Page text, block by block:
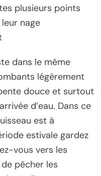
plusieurs points
nage
dans le même
légèrement
douce et surtout
d’eau. Dans ce
est à
estivale gardez
vous vers les
pêcher les